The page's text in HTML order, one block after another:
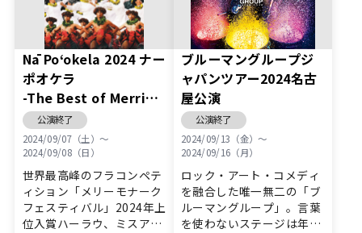
Nā Po‘okela 2024 ナー
ポオケラ
-The Best of Merrie
Monarch-
公演終了
2024/09/07（土）〜
2024/09/08（日）
世界最高峰のフラコンペテ
ィション「メリーモナーク
フェスティバル」2024年上
位入賞ハーラウ、ミスアロ
ブルーマングループジ
ャパンツアー2024名古
屋公演
公演終了
2024/09/13（金）〜
2024/09/16（月）
ロック・アート・コメディ
を融合した唯一無二の「ブ
ルーマングループ」。言葉
を使わないステージは年